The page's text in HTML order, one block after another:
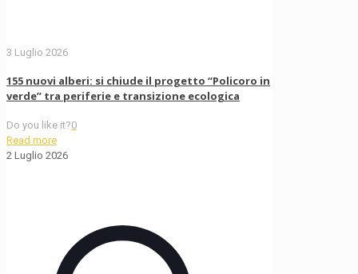
3 Luglio 2026
155 nuovi alberi: si chiude il progetto “Policoro in
verde” tra periferie e transizione ecologica
Do you like it?0
Read more
2 Luglio 2026